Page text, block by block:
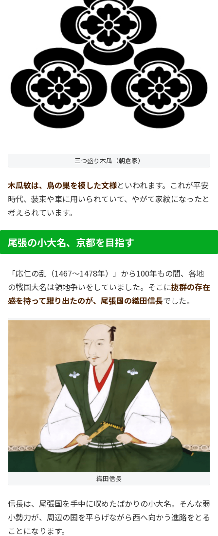
三つ盛り木瓜（朝倉家）
木瓜紋は、鳥の巣を模した文様といわれます。これが平安
時代、装束や車に用いられていて、やがて家紋になったと
考えられています。
尾張の小大名、京都を目指す
「応仁の乱（1467～1478年）」から100年もの間、各地
の戦国大名は領地争いをしていました。そこに抜群の存在
感を持って躍り出たのが、尾張国の織田信長でした。
織田信長
信長は、尾張国を手中に収めたばかりの小大名。そんな弱
小勢力が、周辺の国を平らげながら西へ向かう進路をとる
ことになります。